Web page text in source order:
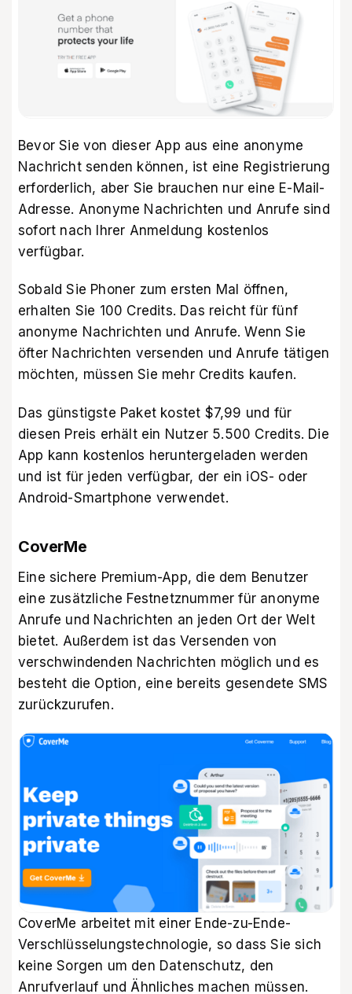
Bevor Sie von dieser App aus eine anonyme
Nachricht senden können, ist eine Registrierung
erforderlich, aber Sie brauchen nur eine E-Mail-
Adresse. Anonyme Nachrichten und Anrufe sind
sofort nach Ihrer Anmeldung kostenlos
verfügbar.
Sobald Sie Phoner zum ersten Mal öffnen,
erhalten Sie 100 Credits. Das reicht für fünf
anonyme Nachrichten und Anrufe. Wenn Sie
öfter Nachrichten versenden und Anrufe tätigen
möchten, müssen Sie mehr Credits kaufen.
Das günstigste Paket kostet $7,99 und für
diesen Preis erhält ein Nutzer 5.500 Credits. Die
App kann kostenlos heruntergeladen werden
und ist für jeden verfügbar, der ein iOS- oder
Android-Smartphone verwendet.
CoverMe
Eine sichere Premium-App, die dem Benutzer
eine zusätzliche Festnetznummer für anonyme
Anrufe und Nachrichten an jeden Ort der Welt
bietet. Außerdem ist das Versenden von
verschwindenden Nachrichten möglich und es
besteht die Option, eine bereits gesendete SMS
zurückzurufen.
CoverMe arbeitet mit einer Ende-zu-Ende-
Verschlüsselungstechnologie, so dass Sie sich
keine Sorgen um den Datenschutz, den
Anrufverlauf und Ähnliches machen müssen.